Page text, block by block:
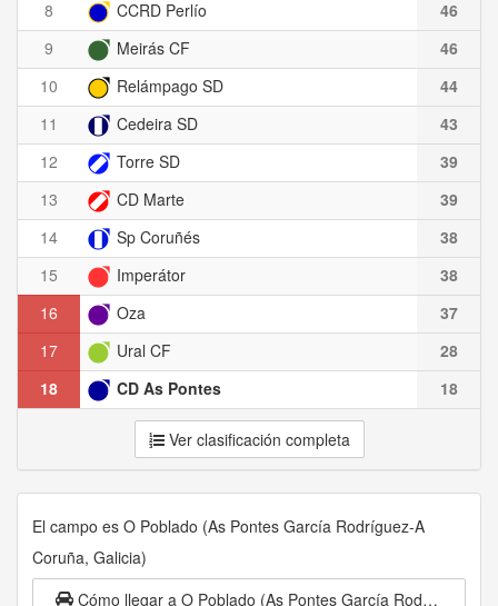
8
CCRD Perlío
46
9
Meirás CF
46
10
Relámpago SD
44
11
Cedeira SD
43
12
Torre SD
39
13
CD Marte
39
14
Sp Coruñés
38
15
Imperátor
38
16
Oza
37
17
Ural CF
28
18
CD As Pontes 18
Ver clasificación completa
El campo es O Poblado (As Pontes García Rodríguez-A
Coruña, Galicia)
Cómo llegar a O Poblado (As Pontes García Rodríguez-A Coruña, Galicia)